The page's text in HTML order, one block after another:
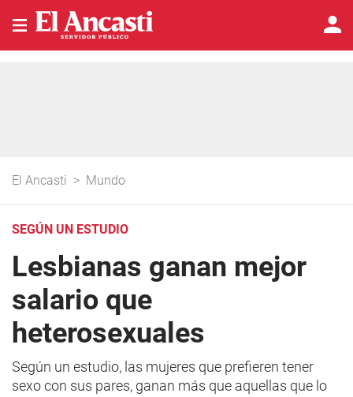
El Ancasti > Mundo
SEGÚN UN ESTUDIO
Lesbianas ganan mejor
salario que
heterosexuales
Según un estudio, las mujeres que prefieren tener
sexo con sus pares, ganan más que aquellas que lo